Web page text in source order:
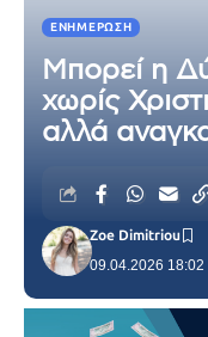
ΕΝΗΜΈΡΩΣΗ
Μπορεί η
χωρίς
αλλά
09.04.2026 18:02
Zoe Dimitriou